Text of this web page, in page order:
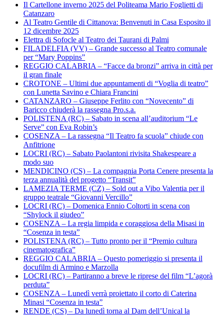
Il Cartellone inverno 2025 del Politeama Mario Foglietti di
Catanzaro
Al Teatro Gentile di Cittanova: Benvenuti in Casa Esposito il
12 dicembre 2025
Elettra di Sofocle al Teatro dei Taurani di Palmi
FILADELFIA (VV) – Grande successo al Teatro comunale
per “Mary Poppins”
REGGIO CALABRIA – “Facce da bronzi” arriva in città per
il gran finale
CROTONE – Ultimi due appuntamenti di “Voglia di teatro”
con Lunetta Savino e Chiara Francini
CATANZARO – Giuseppe Ferlito con “Novecento” di
Baricco chiuderà la rassegna Pro.s.a.
POLISTENA (RC) – Sabato in scena all’auditorium “Le
Serve” con Eva Robin’s
COSENZA – La rassegna “Il Teatro fa scuola” chiude con
Anfitrione
LOCRI (RC) – Sabato Paolantoni rivisita Shakespeare a
modo suo
MENDICINO (CS) – La compagnia Porta Cenere presenta la
terza annualità del progetto “Transit”
LAMEZIA TERME (CZ) – Sold out a Vibo Valentia per il
gruppo teatrale “Giovanni Vercillo”
LOCRI (RC) – Domenica Ennio Coltorti in scena con
“Shylock il giudeo”
COSENZA – La regia limpida e coraggiosa della Misasi in
“Cosenza in testa”
POLISTENA (RC) – Tutto pronto per il “Premio cultura
cinematografica”
REGGIO CALABRIA – Questo pomeriggio si presenta il
docufilm di Armino e Marzolla
LOCRI (RC) – Partiranno a breve le riprese del film “L’agorà
perduta”
COSENZA – Lunedì verrà proiettato il corto di Caterina
Minasi “Cosenza in testa”
RENDE (CS) – Da lunedì torna al Dam dell’Unical la